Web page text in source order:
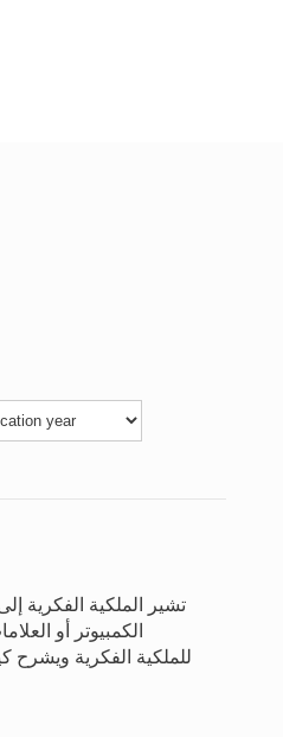
تشير الملكية الفكرية
الكمبيوتر أو
للملكية الفكرية ويشرح